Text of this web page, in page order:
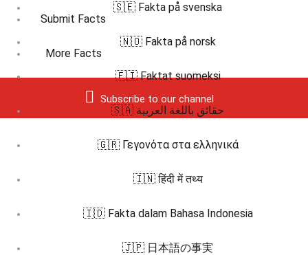
Submit Facts
More Facts
Subscribe to our channel
🇸🇪 Fakta på svenska
🇳🇴 Fakta på norsk
🇫🇮 Faktat suomeksi
🇸🇦 حقائق باللغة العربية
🇬🇷 Γεγονότα στα ελληνικά
🇮🇳 हिंदी में तथ्य
🇮🇩 Fakta dalam Bahasa Indonesia
🇯🇵 日本語の事実